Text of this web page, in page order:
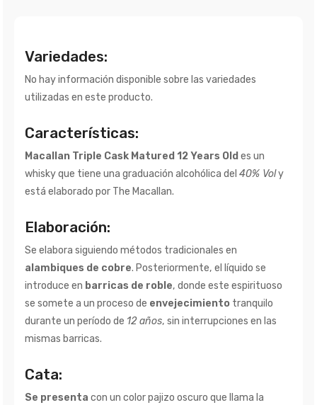
Variedades:
No hay información disponible sobre las variedades
utilizadas en este producto.
Características:
Macallan Triple Cask Matured 12 Years Old es un
whisky que tiene una graduación alcohólica del 40% Voly
está elaborado por The Macallan.
Elaboración:
Se elabora siguiendo métodos tradicionales en
alambiques de cobre. Posteriormente, el líquido se
introduce en barricas de roble, donde este espirituoso
se somete a un proceso de envejecimiento tranquilo
durante un período de 12 años, sin interrupciones en las
mismas barricas.
Cata:
Se presenta con un color pajizo oscuro que llama la